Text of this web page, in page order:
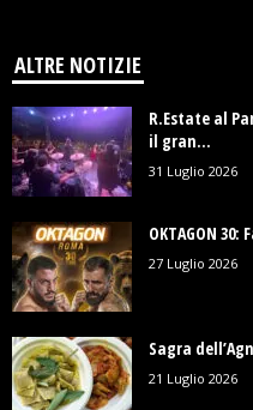
ALTRE NOTIZIE
R.Estate al
il gran...
31 Luglio 2026
OKTAGON
27 Luglio 2026
Sagra
21 Luglio 2026